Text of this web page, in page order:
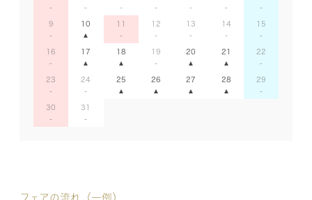
9 10 11 12 13 14 15
16 17 18 19 20 21 22
23 24 25 26 27 28 29
30 31
フェアの流れ（一例）